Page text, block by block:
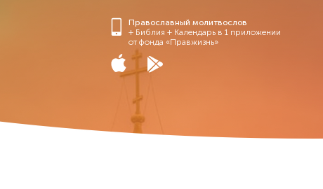
Православный молитвослов
+ Библия + Календарь в 1 приложении
от фонда «Правжизнь»